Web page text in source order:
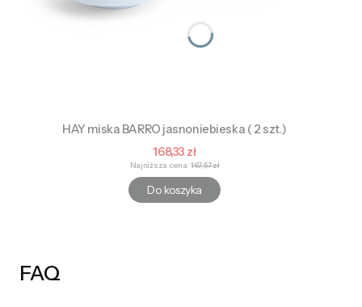
HAY miska BARRO jasnoniebieska ( 2 szt.)
Cena promocyjna
168,33 zł
Najniższa cena:167,57 zł
Do koszyka
FAQ